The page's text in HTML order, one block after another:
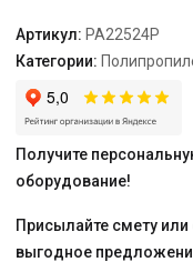
2"
"PRO
AQUA"
Артикул: PA22524P
Категории:
Получите
оборудование!
Присылайте смету
выгодное